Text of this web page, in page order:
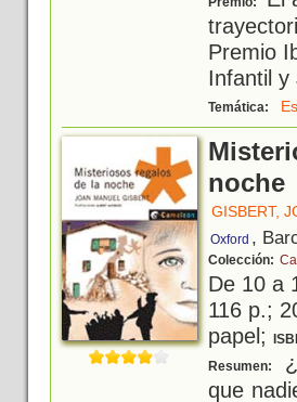
Premio
Infantil y
Temática:
noche
GISBERT,
Oxford ,
Colección:
De 10 a
116 p.;
papel;
Resumen:
que